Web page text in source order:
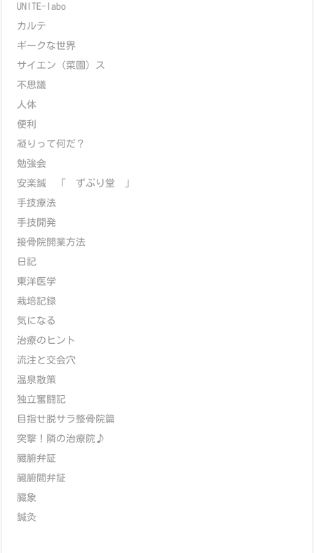
UNITE-labo
カルテ
ギークな世界
サイエン（菜園）ス
不思議
人体
便利
凝りって何だ？
勉強会
安楽鍼 「 ずぶり堂 」
手技療法
手技開発
接骨院開業方法
日記
東洋医学
栽培記録
気になる
治療のヒント
流注と交会穴
温泉散策
独立奮闘記
目指せ脱サラ整骨院篇
突撃！隣の治療院♪
臓腑弁証
臓腑間弁証
臓象
鍼灸